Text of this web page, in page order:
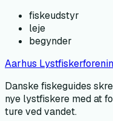
fiskeudstyr
leje
begynder
Aarhus
Danske fiskeguides
nye lystfiskere med at
ture ved vandet.